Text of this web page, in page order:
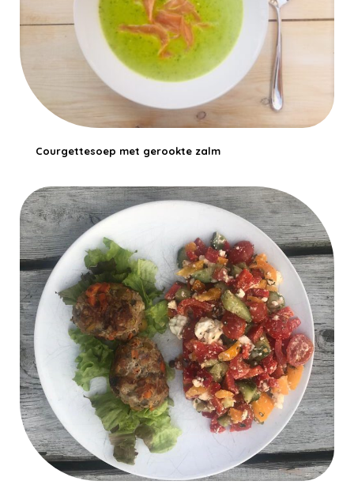
Courgettesoep met gerookte zalm